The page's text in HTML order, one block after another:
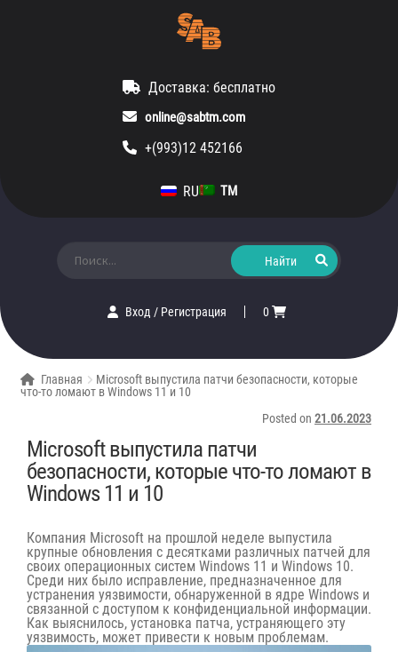
Доставка: бесплатно
online@sabtm.com
+(993)12 452166
RU TM
Вход/ Регистрация 0
Главная
Microsoft выпустила патчи безопасности, которые
что-то ломают в Windows 11 и 10
Posted on 21.06.2023
Microsoft выпустила патчи
безопасности, которые что-то ломают в
Windows 11 и 10
Компания Microsoft на прошлой неделе выпустила
крупные обновления с десятками различных патчей для
своих операционных систем Windows 11 и Windows 10.
Среди них было исправление, предназначенное для
устранения уязвимости, обнаруженной в ядре Windows и
связанной с доступом к конфиденциальной информации.
Как выяснилось, установка патча, устраняющего эту
уязвимость, может привести к новым проблемам.